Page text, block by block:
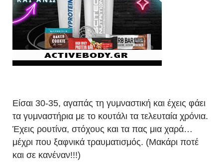
Είσαι 30-35, αγαπάς τη γυμναστική και έχεις φάει
τα γυμναστήρια με το κουτάλι τα τελευταία χρόνια.
Έχεις ρουτίνα, στόχους και τα πας μια χαρά…
μέχρι που ξαφνικά τραυματισμός. (Μακάρι ποτέ
και σε κανέναν!!!)